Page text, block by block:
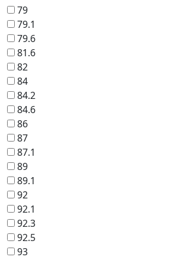
79
79.1
79.6
81.6
82
84
84.2
84.6
86
87
87.1
89
89.1
92
92.1
92.3
92.5
93